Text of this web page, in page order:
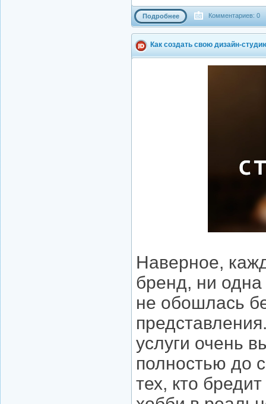
Подробнее Комментариев: 0
Как создать свою дизайн-
Наверное,
бренд, ни
не обошлась
услуги очень
полностью до
тех, кто